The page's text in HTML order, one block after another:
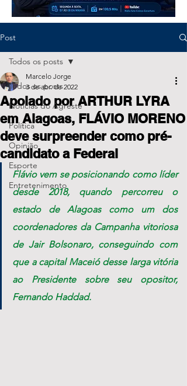
Post
Todos os posts
Notícias do Agreste
Política
Opinião
Esporte
Entretenimento
Todos os posts
Apoiado por ARTHUR LYRA
em Alagoas, FLÁVIO MORENO
deve surpreender como pré-
candidato a Federal
Marcelo Jorge
3 de abr. de 2022
Flávio vem se posicionando como líder
desde 2018, quando percorreu o
estado de Alagoas como um dos
coordenadores da Campanha vitoriosa
de Jair Bolsonaro, conseguindo com
que a capital Maceió desse larga vitória
ao Presidente sobre seu opositor,
Fernando Haddad.